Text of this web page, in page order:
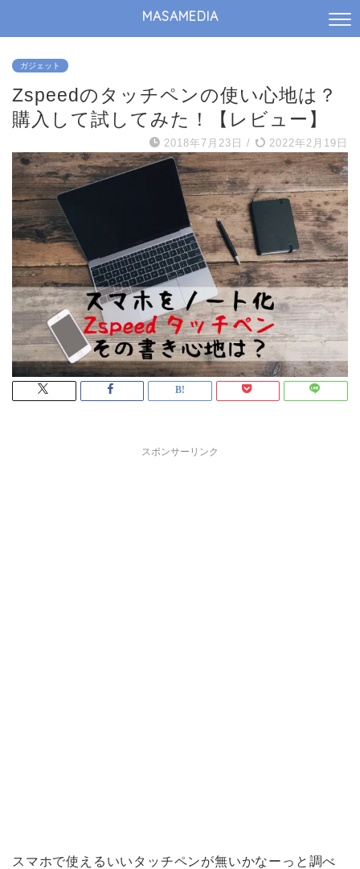
MASAMEDIA
ガジェット
Zspeedのタッチペンの使い心地は？
購入して試してみた！【レビュー】
2018年7月23日 / 2022年2月19日
スポンサーリンク
スマホで使えるいいタッチペンが無いかなーっと調べ